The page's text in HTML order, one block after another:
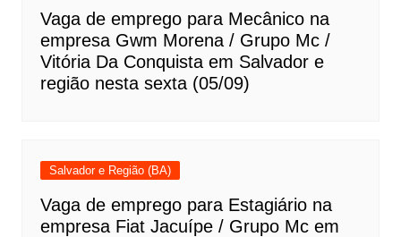
Vaga de emprego para Mecânico na
empresa Gwm Morena / Grupo Mc /
Vitória Da Conquista em Salvador e
região nesta sexta (05/09)
Salvador e Região (BA)
Vaga de emprego para Estagiário na
empresa Fiat Jacuípe / Grupo Mc em